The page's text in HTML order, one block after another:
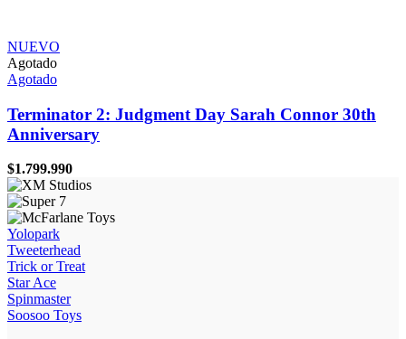
NUEVO
Agotado
Agotado
Terminator 2: Judgment Day Sarah Connor 30th
Anniversary
$1.799.990
Yolopark
Tweeterhead
Trick or Treat
Star Ace
Spinmaster
Soosoo Toys